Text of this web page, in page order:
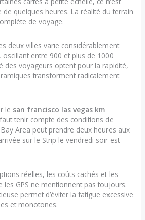
quelques heures. La réalité du terrain
de voyage.
deux villes varie considérablement
oscillant entre 900 et plus de 1000
des voyageurs optent pour la rapidité,
transforment radicalement
le san francisco las vegas km
tenir compte des conditions de
Area peut prendre deux heures aux
sur le Strip le vendredi soir est
réelles, les coûts cachés et les
les GPS ne mentionnent pas toujours.
permet d’éviter la fatigue excessive
et monotones.